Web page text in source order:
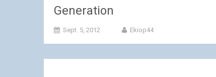
Generation
Sept. 5, 2012 Ekiop44